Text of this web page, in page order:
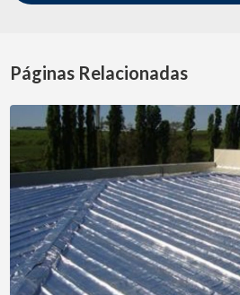
Páginas Relacionadas